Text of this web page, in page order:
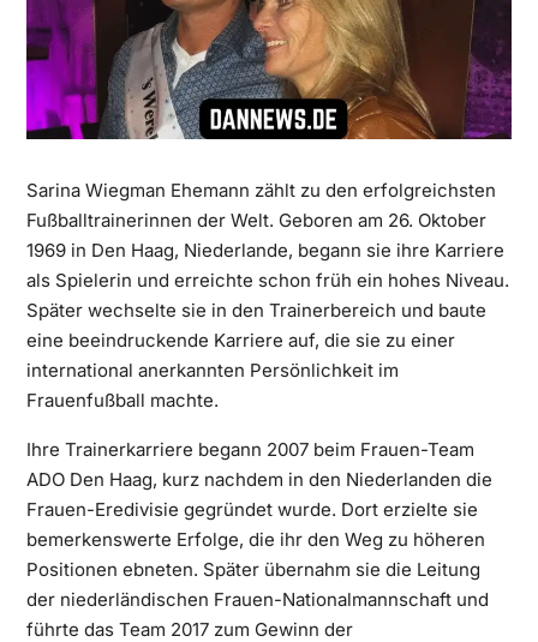
Sarina Wiegman Ehemann zählt zu den erfolgreichsten
Fußballtrainerinnen der Welt. Geboren am 26. Oktober
1969 in Den Haag, Niederlande, begann sie ihre Karriere
als Spielerin und erreichte schon früh ein hohes Niveau.
Später wechselte sie in den Trainerbereich und baute
eine beeindruckende Karriere auf, die sie zu einer
international anerkannten Persönlichkeit im
Frauenfußball machte.
Ihre Trainerkarriere begann 2007 beim Frauen-Team
ADO Den Haag, kurz nachdem in den Niederlanden die
Frauen-Eredivisie gegründet wurde. Dort erzielte sie
bemerkenswerte Erfolge, die ihr den Weg zu höheren
Positionen ebneten. Später übernahm sie die Leitung
der niederländischen Frauen-Nationalmannschaft und
führte das Team 2017 zum Gewinn der